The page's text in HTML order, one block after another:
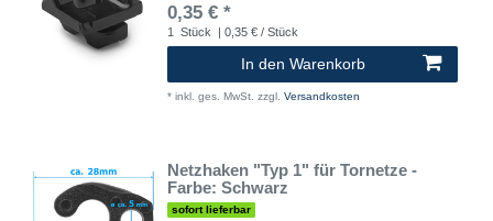
0,35 € *
1 Stück | 0,35 € / Stück
In den Warenkorb
* inkl. ges. MwSt. zzgl. Versandkosten
Netzhaken "Typ 1" für Tornetze -
Farbe: Schwarz
sofort lieferbar